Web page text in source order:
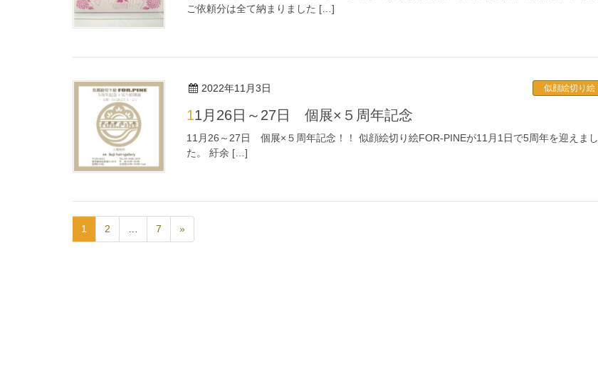
ご依頼分は全て納まりました […]
2022年11月3日 似顔絵切り絵
11月26日～27日 個展×５周年記念
11月26～27日 個展×５周年記念！！ 似顔絵切り絵FOR-PINEが11月1日で5周年を迎えまし
た。 紆余 […]
1 2 7 »